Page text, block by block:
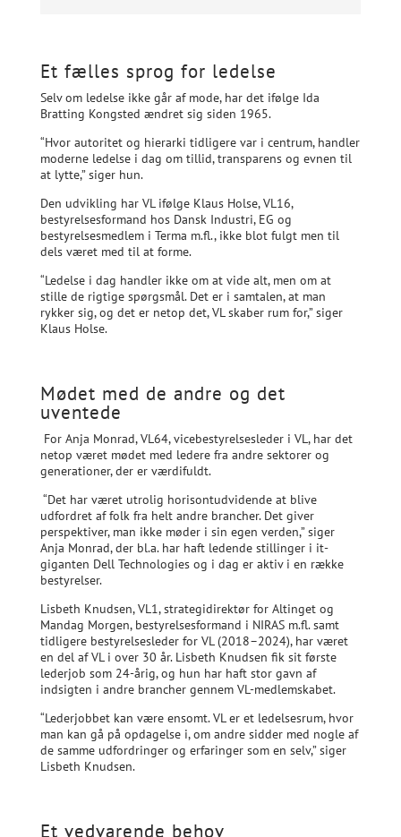
Et fælles sprog for ledelse
Selv om ledelse ikke går af mode, har det ifølge Ida
Bratting Kongsted ændret sig siden 1965.
“Hvor autoritet og hierarki tidligere var i centrum, handler
moderne ledelse i dag om tillid, transparens og evnen til
at lytte,” siger hun.
Den udvikling har VL ifølge Klaus Holse, VL16,
bestyrelsesformand hos Dansk Industri, EG og
bestyrelsesmedlem i Terma m.fl., ikke blot fulgt men til
dels været med til at forme.
“Ledelse i dag handler ikke om at vide alt, men om at
stille de rigtige spørgsmål. Det er i samtalen, at man
rykker sig, og det er netop det, VL skaber rum for,” siger
Klaus Holse.
Mødet med de andre og det
uventede
For Anja Monrad, VL64, vicebestyrelsesleder i VL, har det
netop været mødet med ledere fra andre sektorer og
generationer, der er værdifuldt.
“Det har været utrolig horisontudvidende at blive
udfordret af folk fra helt andre brancher. Det giver
perspektiver, man ikke møder i sin egen verden,” siger
Anja Monrad, der bl.a. har haft ledende stillinger i it-
giganten Dell Technologies og i dag er aktiv i en række
bestyrelser.
Lisbeth Knudsen, VL1, strategidirektør for Altinget og
Mandag Morgen, bestyrelsesformand i NIRAS m.fl. samt
tidligere bestyrelsesleder for VL (2018–2024), har været
en del af VL i over 30 år. Lisbeth Knudsen fik sit første
lederjob som 24-årig, og hun har haft stor gavn af
indsigten i andre brancher gennem VL-medlemskabet.
“Lederjobbet kan være ensomt. VL er et ledelsesrum, hvor
man kan gå på opdagelse i, om andre sidder med nogle af
de samme udfordringer og erfaringer som en selv,” siger
Lisbeth Knudsen.
Et vedvarende behov